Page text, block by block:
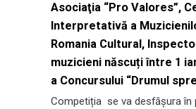
Asociaţia “Pro Valores”,
Interpretativă a
Romania Cultural,
muzicieni născuți între 1
a Concursului “Drumul
Competiția se va desfăşura în